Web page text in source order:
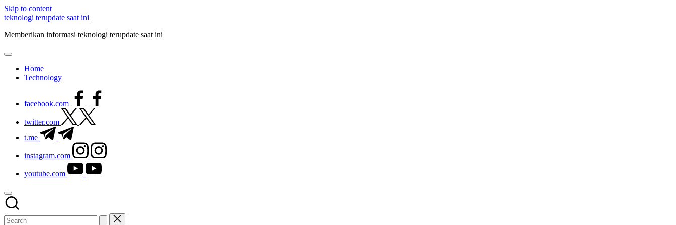
Skip to content
teknologi terupdate saat ini
Memberikan informasi teknologi terupdate saat ini
Home
Technology
facebook.com
twitter.com
t.me
instagram.com
youtube.com